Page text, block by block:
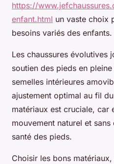
https://
enfant.html un vaste choix
besoins variés des enfants.
Les chaussures évolutives
soutien des pieds en
semelles intérieures
ajustement optimal au fil
matériaux est cruciale, car
mouvement naturel et
santé des pieds.
Choisir les bons